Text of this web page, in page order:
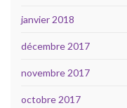
janvier 2018
décembre 2017
novembre 2017
octobre 2017